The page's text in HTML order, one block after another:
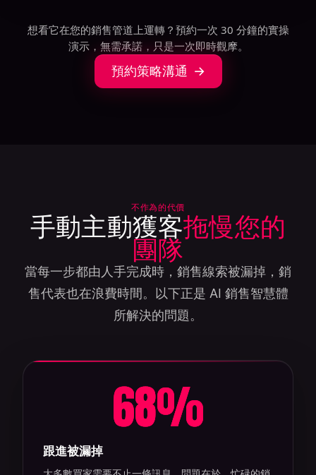
想看它在您的銷售管道上運轉？預約一次 30 分鐘的實操
演示，無需承諾，只是一次即時觀摩。
預約策略溝通
不作為的代價
手動主動獲客拖慢您的
團隊
當每一步都由人手完成時，銷售線索被漏掉，銷
售代表也在浪費時間。以下正是 AI 銷售智慧體
所解決的問題。
68%
跟進被漏掉